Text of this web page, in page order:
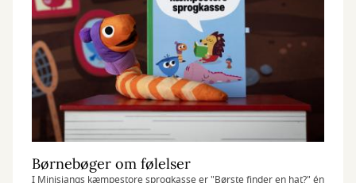
Børnebøger om følelser
I Minisjangs kæmpestore sprogkasse er "Børste finder en hat?" én